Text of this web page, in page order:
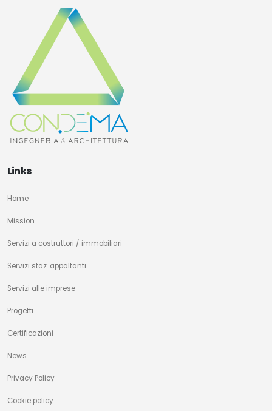
Links
Home
Mission
Servizi a costruttori / immobiliari
Servizi staz. appaltanti
Servizi alle imprese
Progetti
Certificazioni
News
Privacy Policy
Cookie policy